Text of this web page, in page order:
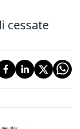
cessate